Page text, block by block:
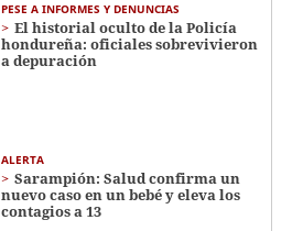
PESE A INFORMES Y DENUNCIAS
El historial oculto de la Policía
hondureña: oficiales sobrevivieron
a depuración
ALERTA
Sarampión: Salud confirma un
nuevo caso en un bebé y eleva los
contagios a 13